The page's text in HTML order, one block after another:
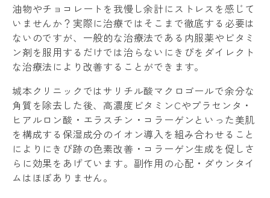
油物やチョコレートを我慢し余計にストレスを感じて
いませんか？実際に治療ではそこまで徹底する必要は
ないのですが、一般的な治療法である内服薬やビタミ
ン剤を服用するだけでは治らないにきびをダイレクト
な治療法により改善することができます。
城本クリニックではサリチル酸マクロゴールで余分な
角質を除去した後、高濃度ビタミンCやプラセンタ・
ヒアルロン酸・エラスチン・コラーゲンといった美肌
を構成する保湿成分のイオン導入を組み合わせること
によりにきび跡の色素改善・コラーゲン生成を促しさ
らに効果をあげています。副作用の心配・ダウンタイ
ムはほぼありません。